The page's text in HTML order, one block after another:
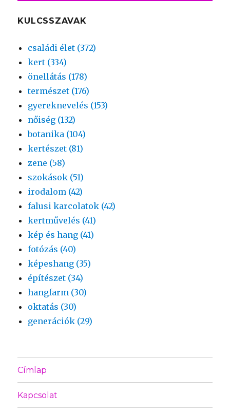
KULCSSZAVAK
családi élet (372)
kert (334)
önellátás (178)
természet (176)
gyereknevelés (153)
nőiség (132)
botanika (104)
kertészet (81)
zene (58)
szokások (51)
irodalom (42)
falusi karcolatok (42)
kertművelés (41)
kép és hang (41)
fotózás (40)
képeshang (35)
építészet (34)
hangfarm (30)
oktatás (30)
generációk (29)
Címlap
Kapcsolat